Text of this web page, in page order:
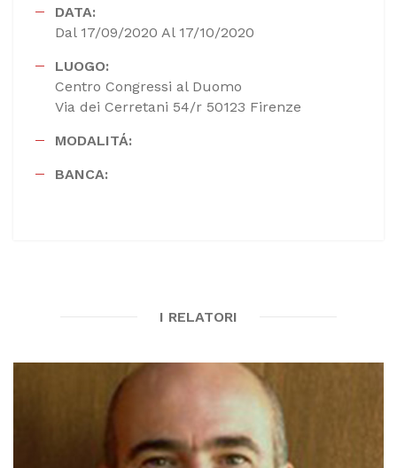
DATA:
Dal 17/09/2020 Al 17/10/2020
LUOGO:
Centro Congressi al Duomo
Via dei Cerretani 54/r 50123 Firenze
MODALITÁ:
BANCA:
I RELATORI